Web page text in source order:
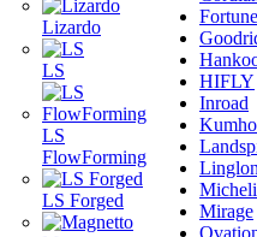
Lizardo
LS
LS
FlowForming
LS Forged
Fortune
HIFLY
Inroad
Kumho
Mirage